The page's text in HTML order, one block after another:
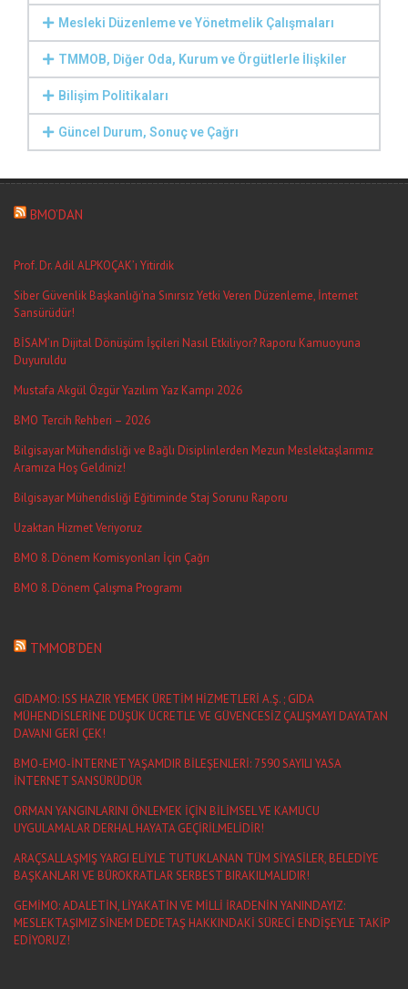
Mesleki Düzenleme ve Yönetmelik Çalışmaları
TMMOB, Diğer Oda, Kurum ve Örgütlerle İlişkiler
Bilişim Politikaları
Güncel Durum, Sonuç ve Çağrı
BMO’DAN
Prof. Dr. Adil ALPKOÇAK’ı Yitirdik
Siber Güvenlik Başkanlığı’na Sınırsız Yetki Veren Düzenleme, İnternet
Sansürüdür!
BİSAM’ın Dijital Dönüşüm İşçileri Nasıl Etkiliyor? Raporu Kamuoyuna
Duyuruldu
Mustafa Akgül Özgür Yazılım Yaz Kampı 2026
BMO Tercih Rehberi – 2026
Bilgisayar Mühendisliği ve Bağlı Disiplinlerden Mezun Meslektaşlarımız
Aramıza Hoş Geldiniz!
Bilgisayar Mühendisliği Eğitiminde Staj Sorunu Raporu
Uzaktan Hizmet Veriyoruz
BMO 8. Dönem Komisyonları İçin Çağrı
BMO 8. Dönem Çalışma Programı
TMMOB’DEN
GIDAMO: ISS HAZIR YEMEK ÜRETİM HİZMETLERİ A.Ş. ; GIDA
MÜHENDİSLERİNE DÜŞÜK ÜCRETLE VE GÜVENCESİZ ÇALIŞMAYI DAYATAN
DAVANI GERİ ÇEK!
BMO-EMO-İNTERNET YAŞAMDIR BİLEŞENLERİ: 7590 SAYILI YASA
İNTERNET SANSÜRÜDÜR
ORMAN YANGINLARINI ÖNLEMEK İÇİN BİLİMSEL VE KAMUCU
UYGULAMALAR DERHAL HAYATA GEÇİRİLMELİDİR!
ARAÇSALLAŞMIŞ YARGI ELİYLE TUTUKLANAN TÜM SİYASİLER, BELEDİYE
BAŞKANLARI VE BÜROKRATLAR SERBEST BIRAKILMALIDIR!
GEMİMO: ADALETİN, LİYAKATİN VE MİLLİ İRADENİN YANINDAYIZ:
MESLEKTAŞIMIZ SİNEM DEDETAŞ HAKKINDAKİ SÜRECİ ENDİŞEYLE TAKİP
EDİYORUZ!